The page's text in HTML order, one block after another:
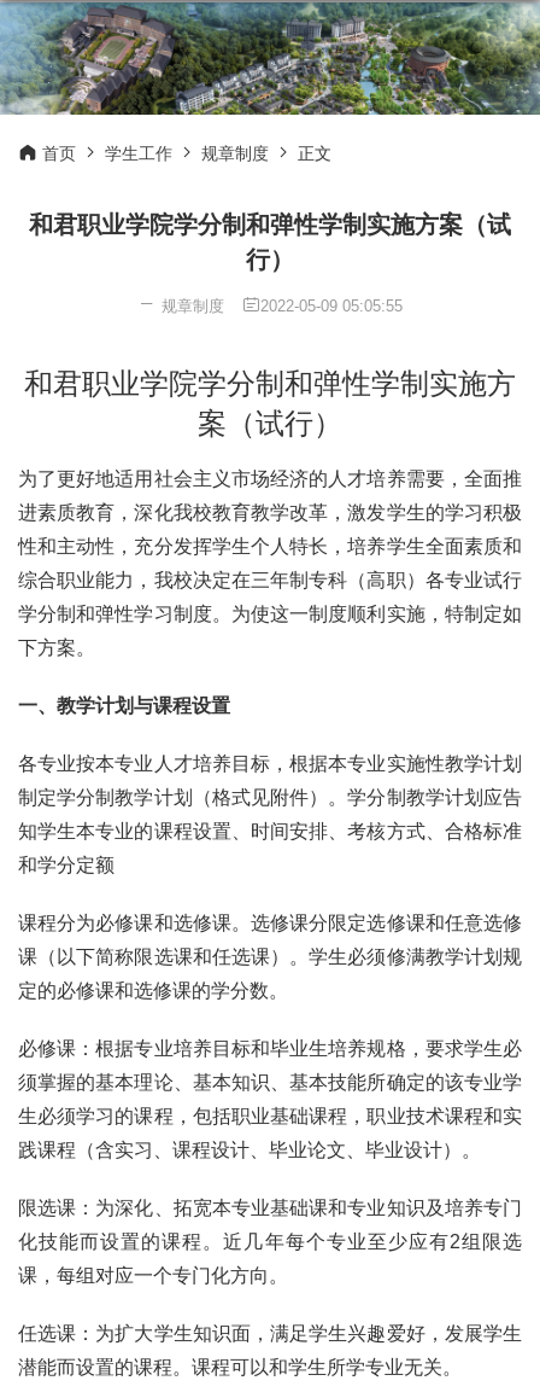
首页 学生工作 规章制度 正文
和君职业学院学分制和弹性学制实施方案（试
行）
规章制度 2022-05-09 05:05:55
和君职业学院学分制和弹性学制实施方
案（试行）
为了更好地适用社会主义市场经济的人才培养需要，全面推
进素质教育，深化我校教育教学改革，激发学生的学习积极
性和主动性，充分发挥学生个人特长，培养学生全面素质和
综合职业能力，我校决定在三年制专科（高职）各专业试行
学分制和弹性学习制度。为使这一制度顺利实施，特制定如
下方案。
一、教学计划与课程设置
各专业按本专业人才培养目标，根据本专业实施性教学计划
制定学分制教学计划（格式见附件）。学分制教学计划应告
知学生本专业的课程设置、时间安排、考核方式、合格标准
和学分定额
课程分为必修课和选修课。选修课分限定选修课和任意选修
课（以下简称限选课和任选课）。学生必须修满教学计划规
定的必修课和选修课的学分数。
必修课：根据专业培养目标和毕业生培养规格，要求学生必
须掌握的基本理论、基本知识、基本技能所确定的该专业学
生必须学习的课程，包括职业基础课程，职业技术课程和实
践课程（含实习、课程设计、毕业论文、毕业设计）。
限选课：为深化、拓宽本专业基础课和专业知识及培养专门
化技能而设置的课程。近几年每个专业至少应有2组限选
课，每组对应一个专门化方向。
任选课：为扩大学生知识面，满足学生兴趣爱好，发展学生
潜能而设置的课程。课程可以和学生所学专业无关。